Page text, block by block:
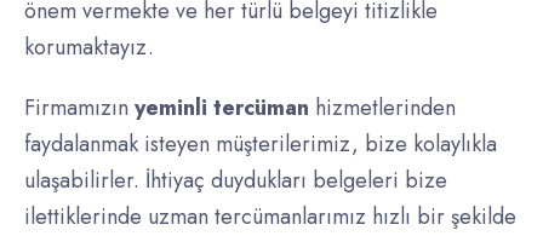
önem vermekte ve her türlü belgeyi titizlikle
korumaktayız.
Firmamızın yeminli tercüman hizmetlerinden
faydalanmak isteyen müşterilerimiz, bize kolaylıkla
ulaşabilirler. İhtiyaç duydukları belgeleri bize
ilettiklerinde uzman tercümanlarımız hızlı bir şekilde